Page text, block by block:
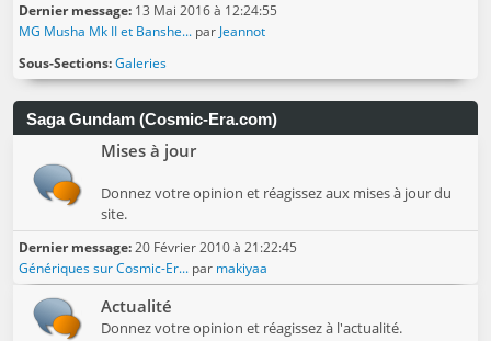
Dernier message: 13 Mai 2016 à 12:24:55
MG Musha Mk II et Banshe... par Jeannot
Sous-Sections Galeries
Saga Gundam (Cosmic-Era.com)
Mises à jour
Donnez votre opinion et réagissez aux mises à jour du
site.
Dernier message:20 Février 2010 à 21:22:45
Génériques sur Cosmic-Er... par makiyaa
Actualité
Donnez votre opinion et réagissez à l'actualité.